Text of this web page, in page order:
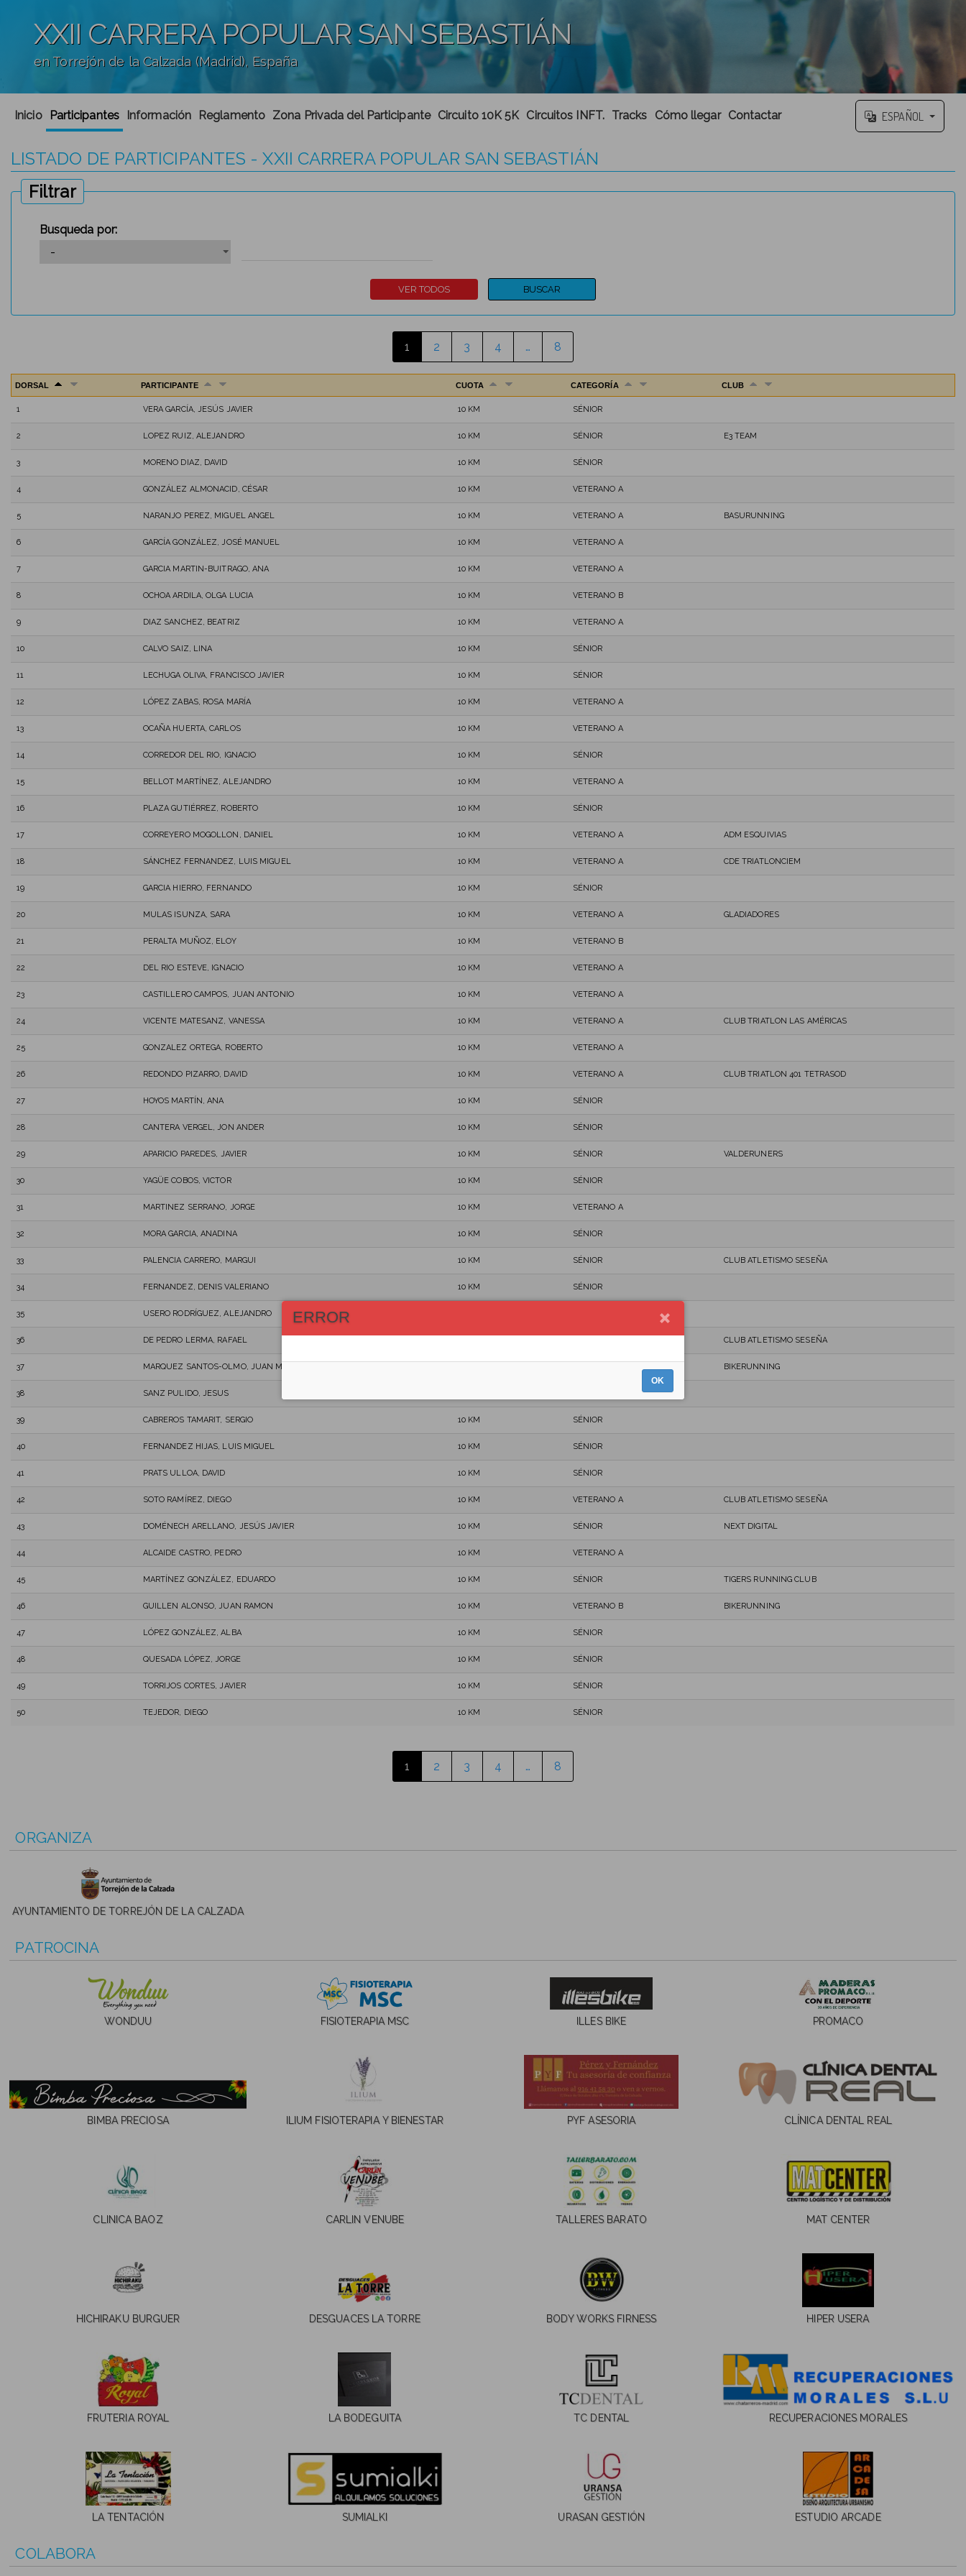
XXII CARRERA POPULAR SAN SEBASTIÁN
en Torrejón de la Calzada (Madrid), España
Inicio Participantes Información Reglamento Zona Privada del Participante Circuito 10K 5K Circuitos INFT. Tracks Cómo llegar Contactar ESPAÑOL
LISTADO DE PARTICIPANTES - XXII CARRERA POPULAR SAN SEBASTIÁN
Filtrar
Busqueda por:
1 2 3 4 … 8
DORSAL PARTICIPANTE CUOTA CATEGORÍA CLUB
1 VERA GARCÍA, JESÚS JAVIER 10 KM SÉNIOR
2 LOPEZ RUIZ, ALEJANDRO 10 KM SÉNIOR E3 TEAM
3 MORENO DIAZ, DAVID 10 KM SÉNIOR
4 GONZÁLEZ ALMONACID, CÉSAR 10 KM VETERANO A
5 NARANJO PEREZ, MIGUEL ANGEL 10 KM VETERANO A BASURUNNING
6 GARCÍA GONZÁLEZ, JOSÉ MANUEL 10 KM VETERANO A
7 GARCIA MARTIN-BUITRAGO, ANA 10 KM VETERANO A
8 OCHOA ARDILA, OLGA LUCIA 10 KM VETERANO B
9 DIAZ SANCHEZ, BEATRIZ 10 KM VETERANO A
10 CALVO SAIZ, LINA 10 KM SÉNIOR
11 LECHUGA OLIVA, FRANCISCO JAVIER 10 KM SÉNIOR
12 LÓPEZ ZABAS, ROSA MARÍA 10 KM VETERANO A
13 OCAÑA HUERTA, CARLOS 10 KM VETERANO A
14 CORREDOR DEL RIO, IGNACIO 10 KM SÉNIOR
15 BELLOT MARTÍNEZ, ALEJANDRO 10 KM VETERANO A
16 PLAZA GUTIÉRREZ, ROBERTO 10 KM SÉNIOR
17 CORREYERO MOGOLLON, DANIEL 10 KM VETERANO A ADM ESQUIVIAS
18 SÁNCHEZ FERNANDEZ, LUIS MIGUEL 10 KM VETERANO A CDE TRIATLONCIEM
19 GARCIA HIERRO, FERNANDO 10 KM SÉNIOR
20 MULAS ISUNZA, SARA 10 KM VETERANO A GLADIADORES
21 PERALTA MUÑOZ, ELOY 10 KM VETERANO B
22 DEL RIO ESTEVE, IGNACIO 10 KM VETERANO A
23 CASTILLERO CAMPOS, JUAN ANTONIO 10 KM VETERANO A
24 VICENTE MATESANZ, VANESSA 10 KM VETERANO A CLUB TRIATLON LAS AMÉRICAS
25 GONZALEZ ORTEGA, ROBERTO 10 KM VETERANO A
26 REDONDO PIZARRO, DAVID 10 KM VETERANO A CLUB TRIATLON 401 TETRASOD
27 HOYOS MARTÍN, ANA 10 KM SÉNIOR
28 CANTERA VERGEL, JON ANDER 10 KM SÉNIOR
29 APARICIO PAREDES, JAVIER 10 KM SÉNIOR VALDERUNERS
30 YAGÜE COBOS, VICTOR 10 KM SÉNIOR
31 MARTINEZ SERRANO, JORGE 10 KM VETERANO A
32 MORA GARCIA, ANADINA 10 KM SÉNIOR
33 PALENCIA CARRERO, MARGUI 10 KM SÉNIOR CLUB ATLETISMO SESEÑA
34 FERNANDEZ, DENIS VALERIANO 10 KM SÉNIOR
35 USERO RODRÍGUEZ, ALEJANDRO
36 DE PEDRO LERMA, RAFAEL CLUB ATLETISMO SESEÑA
37 MARQUEZ SANTOS-OLMO, JUAN MANUEL BIKERUNNING
38 SANZ PULIDO, JESUS
39 CABREROS TAMARIT, SERGIO 10 KM SÉNIOR
40 FERNANDEZ HIJAS, LUIS MIGUEL 10 KM SÉNIOR
41 PRATS ULLOA, DAVID 10 KM SÉNIOR
42 SOTO RAMÍREZ, DIEGO 10 KM VETERANO A CLUB ATLETISMO SESEÑA
43 DOMÉNECH ARELLANO, JESÚS JAVIER 10 KM SÉNIOR NEXT DIGITAL
44 ALCAIDE CASTRO, PEDRO 10 KM VETERANO A
45 MARTÍNEZ GONZÁLEZ, EDUARDO 10 KM SÉNIOR TIGERS RUNNING CLUB
46 GUILLEN ALONSO, JUAN RAMON 10 KM VETERANO B BIKERUNNING
47 LÓPEZ GONZÁLEZ, ALBA 10 KM SÉNIOR
48 QUESADA LÓPEZ, JORGE 10 KM SÉNIOR
49 TORRIJOS CORTES, JAVIER 10 KM SÉNIOR
50 TEJEDOR, DIEGO 10 KM SÉNIOR
1 2 3 4 … 8
ORGANIZA
AYUNTAMIENTO DE TORREJÓN DE LA CALZADA
PATROCINA
WONDUU FISIOTERAPIA MSC ILLES BIKE PROMACO
BIMBA PRECIOSA ILIUM FISIOTERAPIA Y BIENESTAR PYF ASESORIA CLÍNICA DENTAL REAL
CLINICA BAOZ CARLIN VENUBE TALLERES BARATO MAT CENTER
HICHIRAKU BURGUER DESGUACES LA TORRE BODY WORKS FIRNESS HIPER USERA
FRUTERIA ROYAL LA BODEGUITA TC DENTAL RECUPERACIONES MORALES
LA TENTACIÓN SUMIALKI URASAN GESTIÓN ESTUDIO ARCADE
COLABORA
ERROR
OK